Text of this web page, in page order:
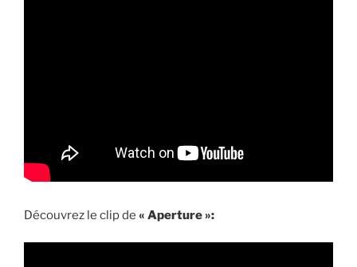
Découvrez le clip de « Aperture »: